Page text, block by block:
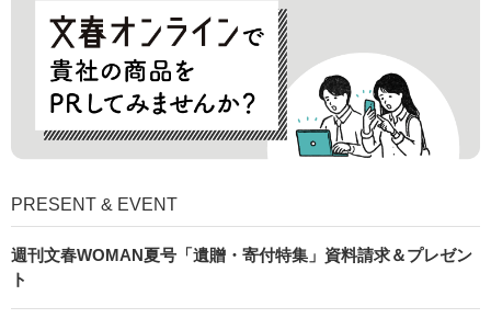
PRESENT & EVENT
週刊文春WOMAN夏号「遺贈・寄付特集」資料請求＆プレゼン
ト